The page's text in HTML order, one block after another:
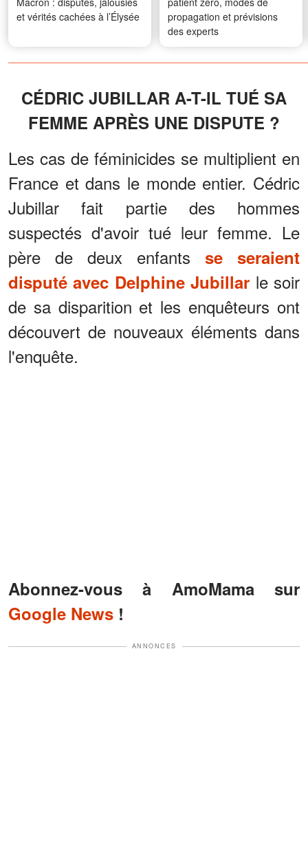
et vérités cachées à l’Élysée
propagation et prévisions
des experts
CÉDRIC JUBILLAR A-T-IL TUÉ SA
FEMME APRÈS UNE DISPUTE ?
Les cas de féminicides se multiplient en
France et dans le monde entier. Cédric
Jubillar fait partie des hommes
suspectés d'avoir tué leur femme. Le
père de deux enfants se seraient
disputé avec Delphine Jubillar le soir
de sa disparition et les enquêteurs ont
découvert de nouveaux éléments dans
l'enquête.
Abonnez-vous à AmoMama sur
Google News !
ANNONCES